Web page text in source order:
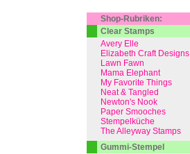
Shop-Rubriken:
Clear Stamps
Avery Elle
Elizabeth Craft Designs
Lawn Fawn
Mama Elephant
My Favorite Things
Neat & Tangled
Newton's Nook
Paper Smooches
Stempelküche
The Alleyway Stamps
Gummi-Stempel